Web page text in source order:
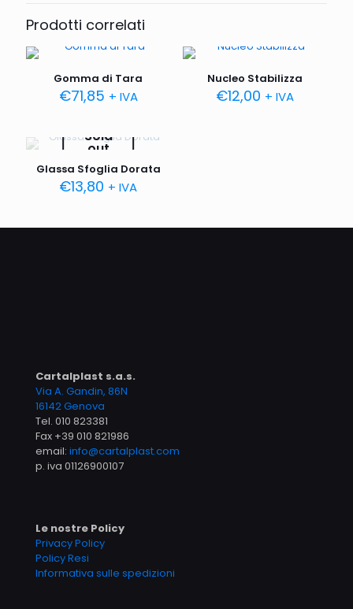
Prodotti correlati
Gomma di Tara
€71,85 + IVA
Nucleo Stabilizza
€12,00 + IVA
Sold
out
Glassa Sfoglia Dorata
€13,80 + IVA
Cartalplast s.a.s.
Via A. Gandin, 86N
16142 Genova
Tel. 010 823381
Fax +39 010 821986
email: info@cartalplast.com
p. iva 01126900107
Le nostre Policy
Privacy Policy
Policy Resi
Informativa sulle spedizioni